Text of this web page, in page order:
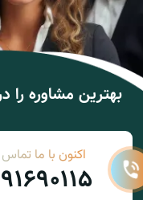
بهترین مشاوره را
اکنون با ما تماس